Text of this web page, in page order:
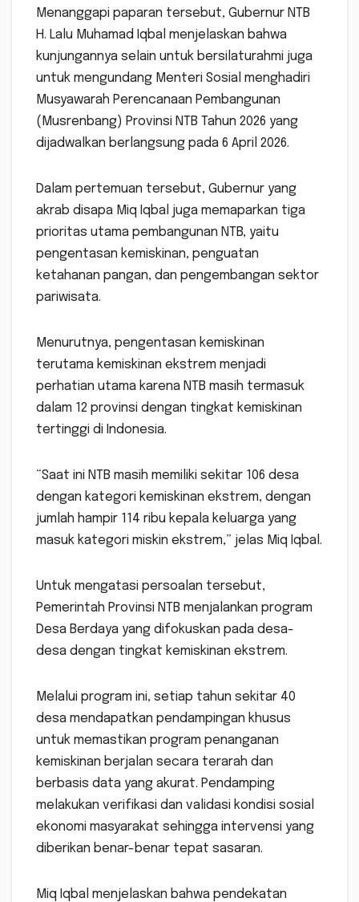
Menanggapi paparan tersebut, Gubernur NTB
H. Lalu Muhamad Iqbal menjelaskan bahwa
kunjungannya selain untuk bersilaturahmi juga
untuk mengundang Menteri Sosial menghadiri
Musyawarah Perencanaan Pembangunan
(Musrenbang) Provinsi NTB Tahun 2026 yang
dijadwalkan berlangsung pada 6 April 2026.
Dalam pertemuan tersebut, Gubernur yang
akrab disapa Miq Iqbal juga memaparkan tiga
prioritas utama pembangunan NTB, yaitu
pengentasan kemiskinan, penguatan
ketahanan pangan, dan pengembangan sektor
pariwisata.
Menurutnya, pengentasan kemiskinan
terutama kemiskinan ekstrem menjadi
perhatian utama karena NTB masih termasuk
dalam 12 provinsi dengan tingkat kemiskinan
tertinggi di Indonesia.
“Saat ini NTB masih memiliki sekitar 106 desa
dengan kategori kemiskinan ekstrem, dengan
jumlah hampir 114 ribu kepala keluarga yang
masuk kategori miskin ekstrem,” jelas Miq Iqbal.
Untuk mengatasi persoalan tersebut,
Pemerintah Provinsi NTB menjalankan program
Desa Berdaya yang difokuskan pada desa-
desa dengan tingkat kemiskinan ekstrem.
Melalui program ini, setiap tahun sekitar 40
desa mendapatkan pendampingan khusus
untuk memastikan program penanganan
kemiskinan berjalan secara terarah dan
berbasis data yang akurat. Pendamping
melakukan verifikasi dan validasi kondisi sosial
ekonomi masyarakat sehingga intervensi yang
diberikan benar-benar tepat sasaran.
Miq Iqbal menjelaskan bahwa pendekatan